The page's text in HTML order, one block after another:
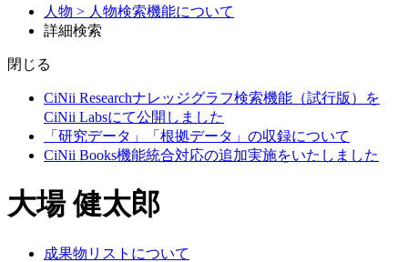
人物 > 人物検索機能について
詳細検索
閉じる
CiNii Researchナレッジグラフ検索機能（試行版）を
CiNii Labsにて公開しました
「研究データ」「根拠データ」の収録について
CiNii Books機能統合対応の追加実施をいたしました
大場 健太郎
成果物リストについて